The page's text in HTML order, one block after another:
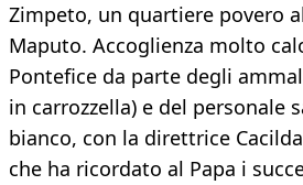
Zimpeto, un quartiere povero
Maputo. Accoglienza molto
Pontefice da parte degli
in carrozzella) e del personale
bianco, con la direttrice
che ha ricordato al Papa i